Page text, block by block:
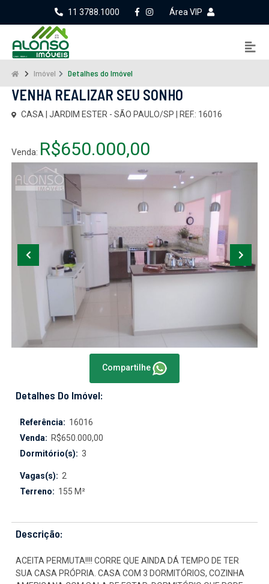
11 3788.1000 Área VIP
Imóvel Detalhes do Imóvel
VENHA REALIZAR SEU SONHO
CASA | JARDIM ESTER - SÃO PAULO/SP | REF.: 16016
Venda: R$650.000,00
Compartilhe
Detalhes Do Imóvel:
Referência: 16016
Venda: R$650.000,00
Dormitório(s): 3
Vagas(s): 2
Terreno: 155 M²
Descrição:
ACEITA PERMUTA!!!! CORRE QUE AINDA DÁ TEMPO DE TER
SUA CASA PRÓPRIA. CASA COM 3 DORMITÓRIOS, COZINHA